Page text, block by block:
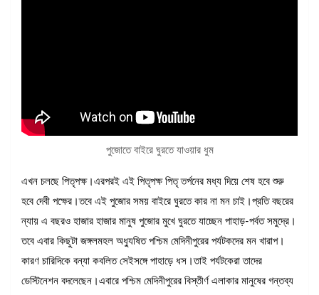
পুজোতে বাইরে ঘুরতে যাওয়ার ধুম
এখন চলছে পিতৃপক্ষ।এরপরই এই পিতৃপক্ষ পিতৃ তর্পনের মধ্য দিয়ে শেষ হবে শুরু
হবে দেবী পক্ষের।তবে এই পুজোর সময় বাইরে ঘুরতে কার না মন চাই।প্রতি বছরের
ন্যায় এ বছরও হাজার হাজার মানুষ পুজোর মুখে ঘুরতে যাচ্ছেন পাহাড়-পর্বত সমুদ্রে।
তবে এবার কিছুটা জঙ্গলমহল অধ্যুষিত পশ্চিম মেদিনীপুরের পর্যটকদের মন খারাপ।
কারণ চারিদিকে বন্যা কবলিত সেইসঙ্গে পাহাড়ে ধস।তাই পর্যটকেরা তাদের
ডেস্টিনেশন বদলেছেন।এবারে পশ্চিম মেদিনীপুরের বিস্তীর্ণ এলাকার মানুষের গন্তব্য